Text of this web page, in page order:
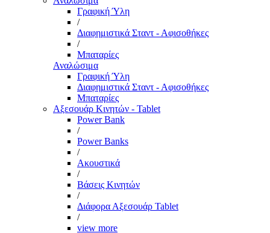
Γραφική Ύλη
/
Διαφημιστικά Σταντ - Αφισοθήκες
/
Μπαταρίες
Αναλώσιμα
Γραφική Ύλη
Διαφημιστικά Σταντ - Αφισοθήκες
Μπαταρίες
Αξεσουάρ Κινητών - Tablet
Power Bank
/
Power Banks
/
Ακουστικά
/
Βάσεις Κινητών
/
Διάφορα Αξεσουάρ Tablet
/
view more